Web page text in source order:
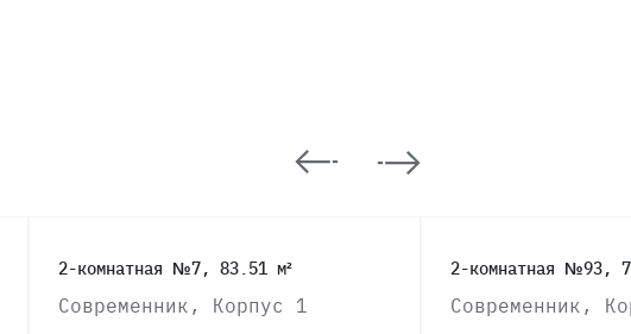
2-комнатная №7, 83.51 м²
Современник, Корпус 1
2-комнатная №93,
Современник,